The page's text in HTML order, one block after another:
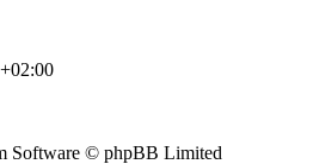
Software © phpBB Limited